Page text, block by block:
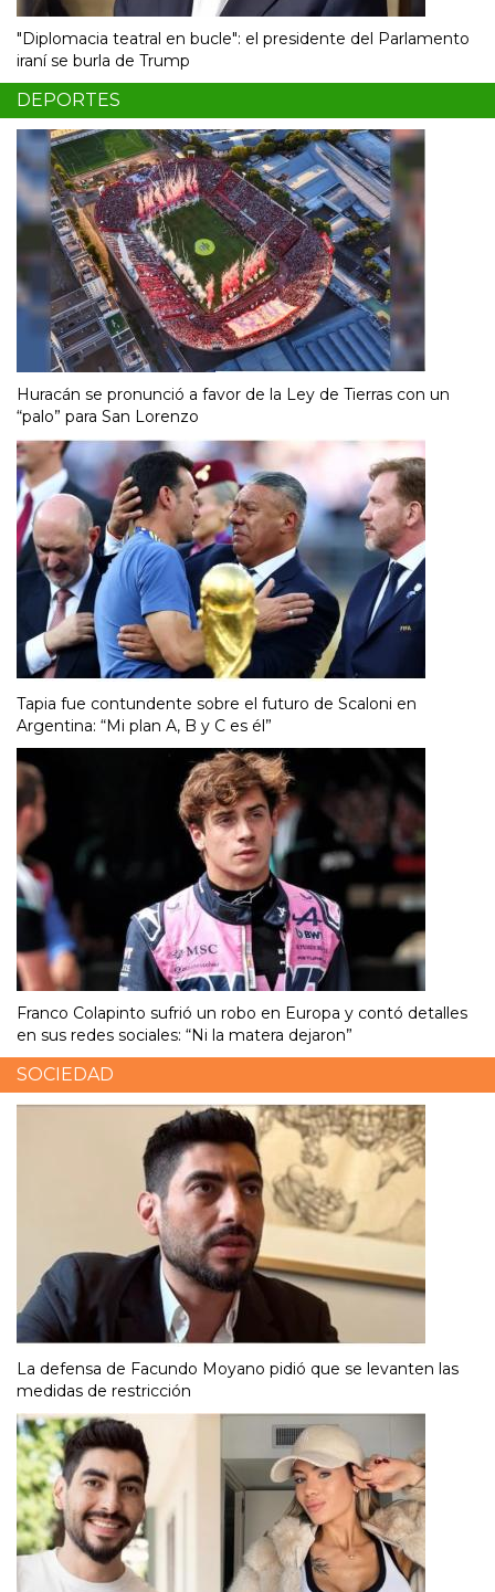
"Diplomacia teatral en bucle": el presidente del Parlamento
iraní se burla de Trump
DEPORTES
Huracán se pronunció a favor de la Ley de Tierras con un
“palo” para San Lorenzo
Tapia fue contundente sobre el futuro de Scaloni en
Argentina: “Mi plan A, B y C es él”
Franco Colapinto sufrió un robo en Europa y contó detalles
en sus redes sociales: “Ni la matera dejaron”
SOCIEDAD
La defensa de Facundo Moyano pidió que se levanten las
medidas de restricción